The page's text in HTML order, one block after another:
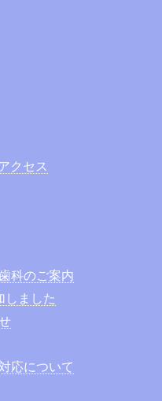
クセス
科のご案内
しました
応について